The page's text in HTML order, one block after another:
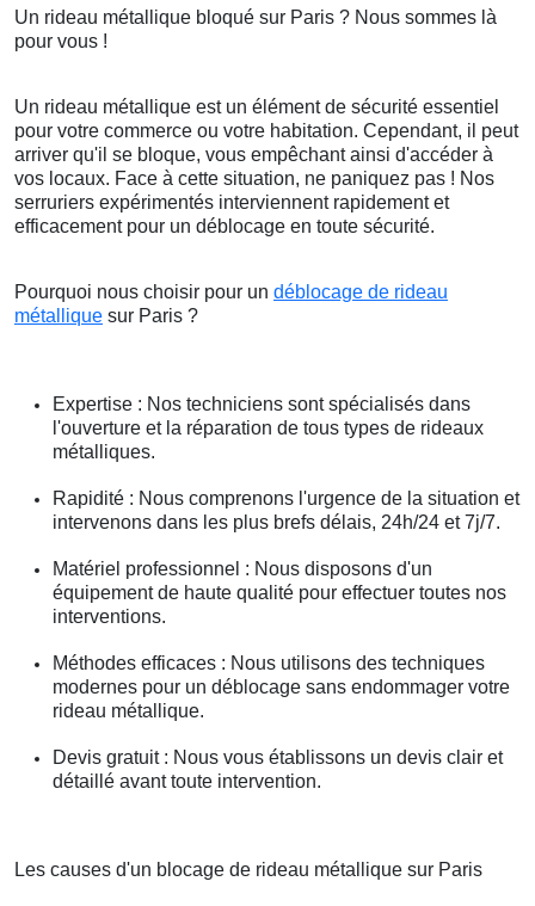
Un rideau métallique bloqué sur Paris ? Nous sommes là
pour vous !
Un rideau métallique est un élément de sécurité essentiel
pour votre commerce ou votre habitation. Cependant, il peut
arriver qu'il se bloque, vous empêchant ainsi d'accéder à
vos locaux. Face à cette situation, ne paniquez pas ! Nos
serruriers expérimentés interviennent rapidement et
efficacement pour un déblocage en toute sécurité.
Pourquoi nous choisir pour un déblocage de rideau
métallique sur Paris ?
Expertise : Nos techniciens sont spécialisés dans
l'ouverture et la réparation de tous types de rideaux
métalliques.
Rapidité : Nous comprenons l'urgence de la situation et
intervenons dans les plus brefs délais, 24h/24 et 7j/7.
Matériel professionnel : Nous disposons d'un
équipement de haute qualité pour effectuer toutes nos
interventions.
Méthodes efficaces : Nous utilisons des techniques
modernes pour un déblocage sans endommager votre
rideau métallique.
Devis gratuit : Nous vous établissons un devis clair et
détaillé avant toute intervention.
Les causes d'un blocage de rideau métallique sur Paris